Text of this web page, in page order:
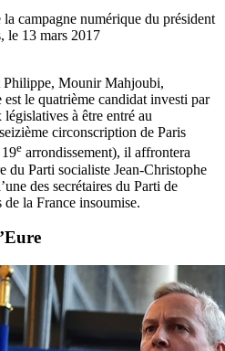
campagne numérique du président
le 13 mars 2017
Philippe, Mounir Mahjoubi,
le quatrième candidat investi par
à être entré au
circonscription de Paris
e arrondissement), il affrontera
du Parti socialiste Jean-Christophe
des secrétaires du Parti de
la France insoumise.